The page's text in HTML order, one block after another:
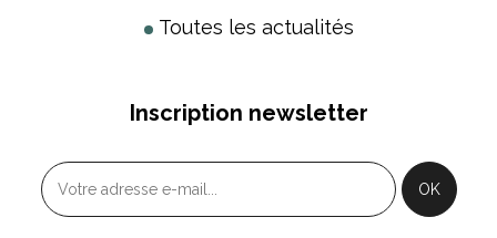
Toutes les actualités
Inscription newsletter